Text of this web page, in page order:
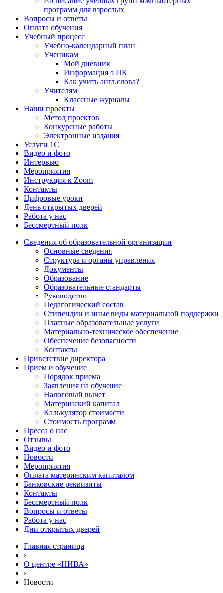
программ для взрослых
Вопросы и ответы
Оплата обучения
Учебный процесс
Учебно-календарный план
Ученикам
Мой дневник
Информация о ПК
Как учить англ.слова?
Учителям
Классные журналы
Наши проекты
Метод проектов
Конкурсные работы
Электронные издания
Услуги 1C
Видео и фото
Интервью
Мероприятия
Инструкция к Zoom
Контакты
Цифровые уроки
День открытых дверей
Работа у нас
Бессмертный полк
Сведения об образовательной организации
Основные сведения
Структура и органы управления
Документы
Образование
Образовательные стандарты
Руководство
Педагогический состав
Стипендии и иные виды материальной поддержки
Платные образовательные услуги
Материально-техническое обеспечение
Обеспечение безопасности
Контакты
Приветствие директора
Прием и обучение
Порядок приема
Заявления на обучение
Налоговый вычет
Материнский капитал
Калькулятор стоимости
Стоимость программ
Пресса о нас
Отзывы
Видео и фото
Новости
Мероприятия
Оплата материнским капиталом
Банковские реквизиты
Контакты
Бессмертный полк
Вопросы и ответы
Работа у нас
Дни открытых дверей
Главная страница
›
О центре «НИВА»
›
Новости